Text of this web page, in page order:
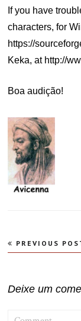
If you have
characters, for
https://
Keka, at http://
Boa audição!
Navegação
de
PREVIOUS
Deixe um